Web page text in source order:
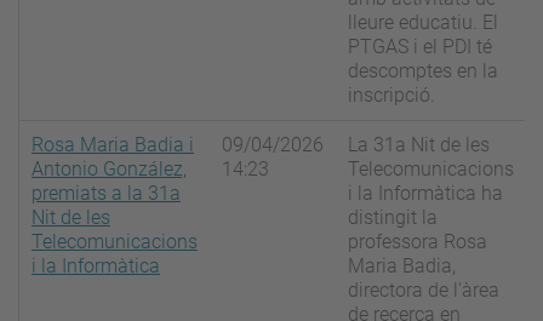
lleure educatiu. El
PTGAS i el PDI té
descomptes en la
inscripció.
Rosa Maria Badia i
Antonio González,
premiats a la 31a
Nit de les
Telecomunicacions
i la Informàtica
09/04/2026
14:23
La 31a Nit de les
Telecomunicacions
i la Informàtica ha
distingit la
professora Rosa
Maria Badia,
directora de l'àrea
de recerca en